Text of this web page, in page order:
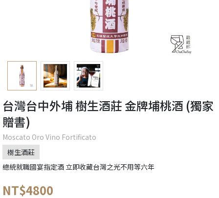
台灣台中外埔 樹生酒莊 金牌埔桃酒 (獨家
贈書)
Moscato Oro Vino Fortificato
樹生酒莊
總統就職國宴指定酒 立即收藏台灣之光不用等六年
NT$4800